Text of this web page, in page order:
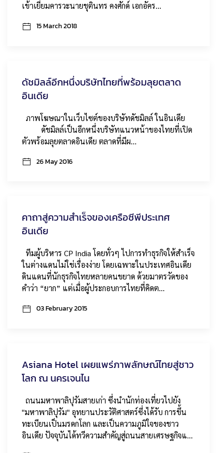
เข้าเยี่ยมคารวะนายชุตินทร คงศักด์ เอกอัคร…
15 March 2018
ดัชมิลล์อีกหนึ่งบริษัทไทยที่พร้อมลุยตลาด
อินเดีย
ภาพโฆษณาในเว็บไซต์ของบริษัทดัชมิลล์ ในอินเดีย
ดัชมิลล์เป็นอีกหนึ่งบริษัทแนวหน้าของไทยที่เปิด
ตัวพร้อมลุยตลาดอินเดีย ตลาดที่มีผ…
26 May 2016
คาถาสู่ความสำเร็จของเครือซีพีประเทศ
อินเดีย
ทีมผู้บริหาร CP India โดยทั่วๆ ไปการทำธุรกิจให้สำเร็จ
ในต่างแดนไม่ใช่เรื่องง่าย โดยเฉพาะในประเทศอินเดีย
ดินแดนที่นักธุรกิจไทยหลายคนขยาด ด้วยมาตรวัดของ
คำว่า “ยาก” แต่เมื่อผู้ประกอบการไทยที่คิดต…
03 February 2015
Asiana Hotel เผยแพร่ภาพลักษณ์ไทยสู่ชาว
โลก ณ นครเจนไน
ถนนมหาพาลิปุรัมสายเก่า ซึ่งนำนักท่องเที่ยวไปยัง
"มหาพาลิปุรัม" อุทยานประวัติศาสตร์ซึ่งได้รับ การขึ้น
ทะเบียนเป็นมรดกโลก และเป็นความภูมิใจของชาว
อินเดีย ปัจจุบันได้ทวีความสำคัญสู่ถนนสายเศรษฐกิจแ…